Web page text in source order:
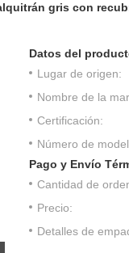
gris con
Datos del
Lugar de origen:
Nombre de la
Certificación:
Número de
Pago y Envío
Cantidad de
Precio:
Detalles de